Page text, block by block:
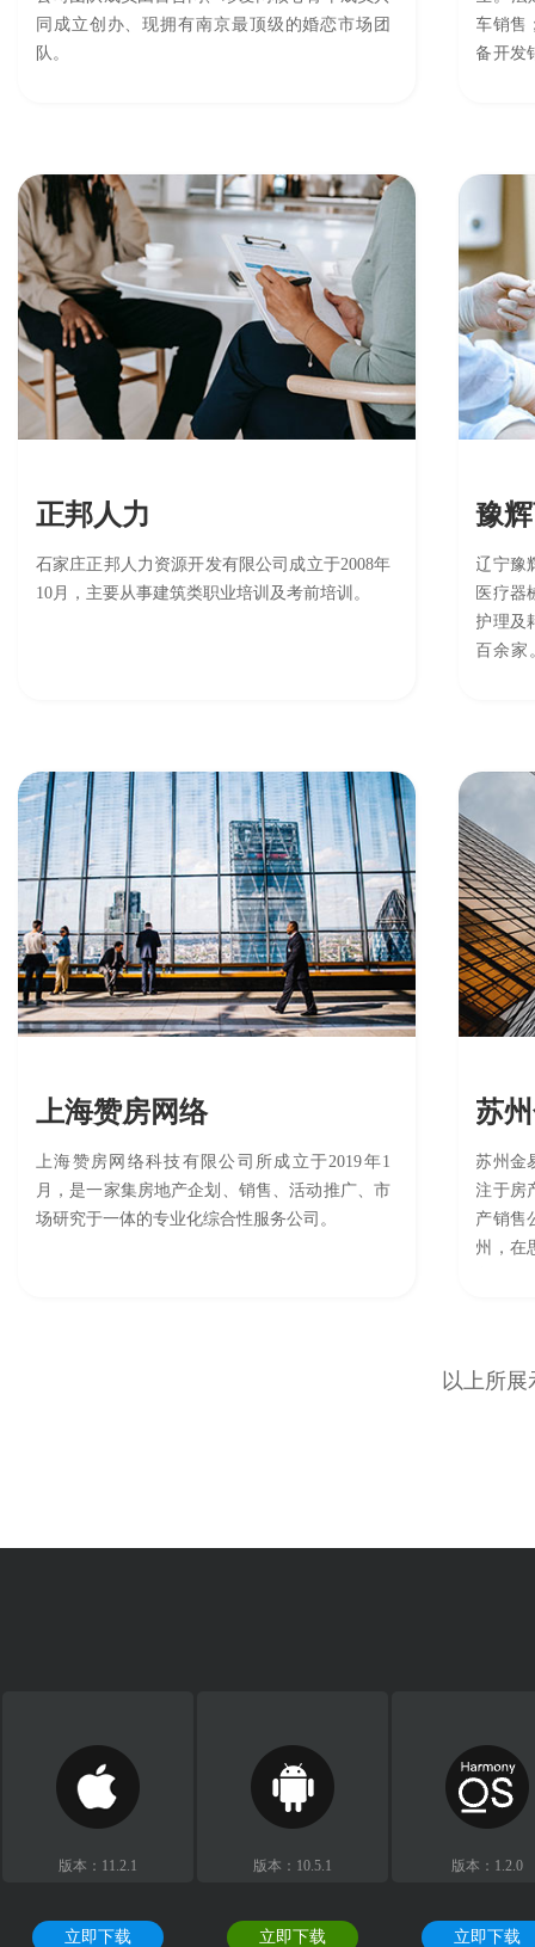
同成立创办、现拥有南京最顶级的婚恋市场团
队。
车销售
备开发
正邦人力
石家庄正邦人力资源开发有限公司成立于2008年
10月，主要从事建筑类职业培训及考前培训。
豫
辽宁豫
医疗器
护理及
百余家
上海赞房网络
上海赞房网络科技有限公司所成立于2019年1
月，是一家集房地产企划、销售、活动推广、市
场研究于一体的专业化综合性服务公司。
苏州金
注于房
产销售
州，在
以上所
版本：11.2.1
立即下载
版本：10.5.1
立即下载
版本：1.2.0
立即下载